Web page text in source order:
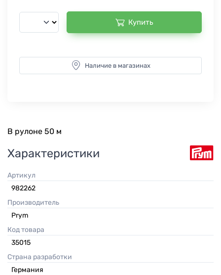
Купить
Наличие в магазинах
В рулоне 50 м
Характеристики
Артикул
982262
Производитель
Prym
Код товара
35015
Страна разработки
Германия